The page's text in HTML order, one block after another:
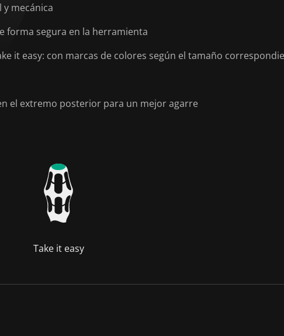
mecánica
forma segura en la herramienta
it easy: con marcas de colores según el tamaño
el extremo posterior para un mejor agarre
Take it easy